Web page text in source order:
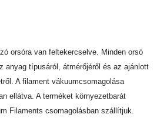
orsóra van feltekercselve. Minden orsó
anyag típusáról, átmérőjéről és az ajánlott
A filament vákuumcsomagolása
ellátva. A terméket környezetbarát
Filaments csomagolásban szállítjuk.